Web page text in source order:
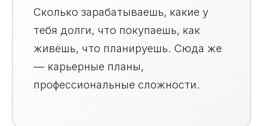
Сколько зарабатываешь, какие у
тебя долги, что покупаешь, как
живёшь, что планируешь. Сюда же
— карьерные планы,
профессиональные сложности.